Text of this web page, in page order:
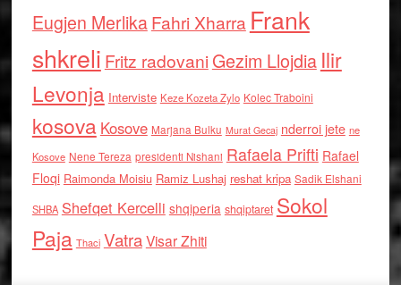
Eugjen MerlikaFahri Xharra Frank
shkreli Fritz radovaniGezim Llojdia Ilir
Levonja Interviste Keze Kozeta Zylo Kolec Traboini
kosova Kosove Marjana Bulku Murat Gecaj nderroi jete ne
Kosove Nene Tereza presidenti Nishani Rafaela Prifti Rafael
Floqi Raimonda Moisiu Ramiz Lushaj reshat kripa Sadik Elshani
SHBA Shefqet Kercelli shqiperia shqiptaret Sokol
Paja Thaci VatraVisar Zhiti